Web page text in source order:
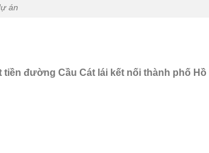
án
đường Cầu Cát lái kết nối thành phố Hồ